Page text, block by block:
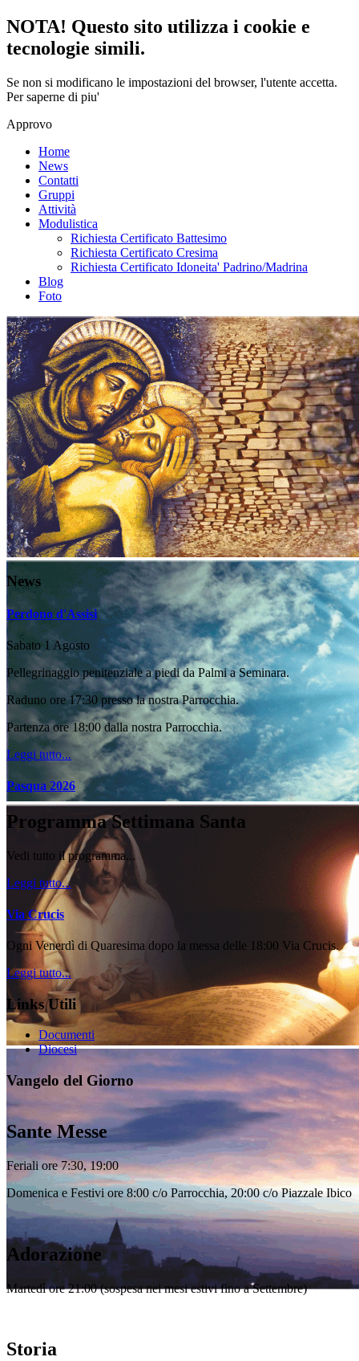
NOTA! Questo sito utilizza i cookie e
tecnologie simili.
Se non si modificano le impostazioni del browser, l'utente accetta.
Per saperne di piu'
Approvo
Home
News
Contatti
Gruppi
Attività
Modulistica
Richiesta Certificato Battesimo
Richiesta Certificato Cresima
Richiesta Certificato Idoneita' Padrino/Madrina
Blog
Foto
News
Perdono d'Assisi
Sabato 1 Agosto
Pellegrinaggio penitenziale a piedi da Palmi a Seminara.
Raduno ore 17:30 presso la nostra Parrocchia.
Partenza ore 18:00 dalla nostra Parrocchia.
Leggi tutto...
Pasqua 2026
Programma Settimana Santa
Vedi tutto il programma...
Leggi tutto...
Via Crucis
Ogni Venerdì di Quaresima dopo la messa delle 18:00 Via Crucis.
Leggi tutto...
Links Utili
Documenti
Diocesi
Vangelo del Giorno
Sante Messe
Feriali ore 7:30, 19:00
Domenica e Festivi ore 8:00 c/o Parrocchia, 20:00 c/o Piazzale Ibico
Adorazione
Martedì ore 21:00 (sospesa nei mesi estivi fino a Settembre)
Storia